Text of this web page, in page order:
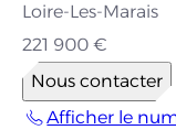
Loire-Les-Marais
221 900 €
Nous contacter
Afficher le